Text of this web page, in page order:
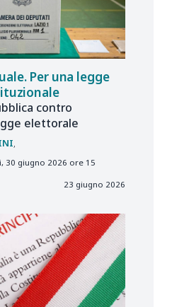
Per una legge
contro
elettorale
30 giugno 2026 ore 15
23 giugno 2026